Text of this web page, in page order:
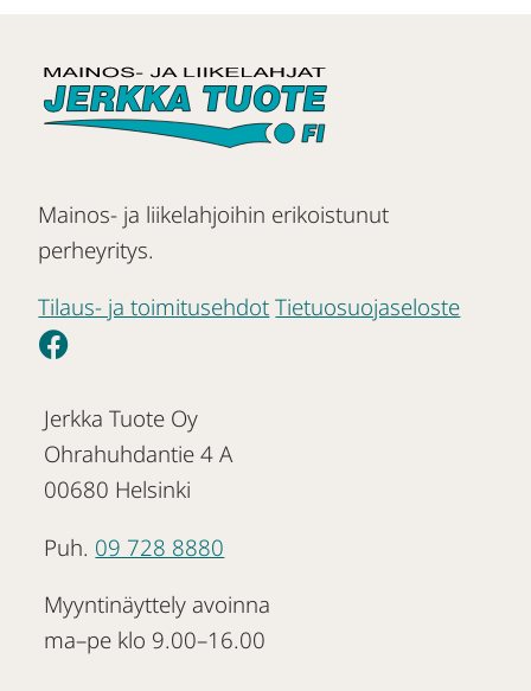
Mainos- ja liikelahjoihin erikoistunut
perheyritys.
Tilaus- ja toimitusehdot Tietuosuojaseloste
Jerkka Tuote Oy
Ohrahuhdantie 4 A
00680 Helsinki
Puh. 09 728 8880
Myyntinäyttely avoinna
ma–pe klo 9.00–16.00